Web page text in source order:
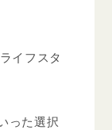
イフスタ
った選択